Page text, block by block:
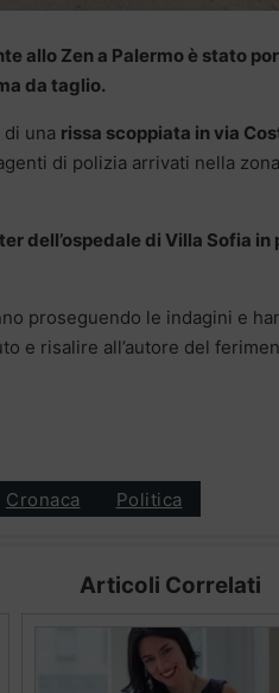
allo Zen a Palermo è stato
da taglio.
una rissa scoppiata in via
di polizia arrivati nella
dell’ospedale di Villa Sofia
proseguendo le indagini e
e risalire all’autore del
Cronaca Politica
Articoli Correlati